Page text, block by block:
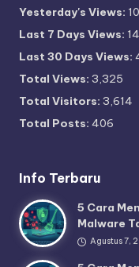
Yesterday's Views: 10
Last 7 Days Views:
Last 30 Days Views:
Total Views: 3,325
Total Visitors: 3,614
Total Posts: 406
Info Terbaru
5 Cara
Malware
Agustus 7,